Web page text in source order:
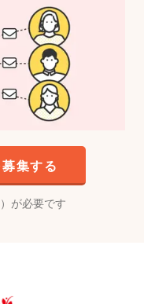
集する
が必要です